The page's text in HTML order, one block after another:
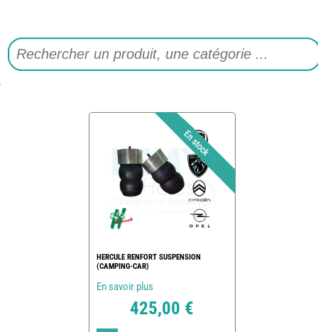
HERCULE RENFORT SUSPENSION
(CAMPING-CAR)
En savoir plus
425,00 €